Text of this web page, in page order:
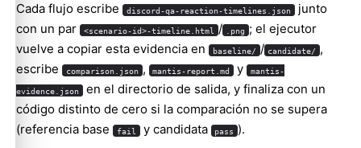
Cada flujo escribe
discord-qa-reaction-timelines.json junto
con un par
<scenario-id>-timeline.html / .png ; el ejecutor
vuelve a copiar esta evidencia en
baseline/ / candidate/ ,
escribe
comparison.json , mantis-report.md y mantis-
evidence.json en el directorio de salida, y finaliza con un
código distinto de cero si la comparación no se supera
(referencia base
fail y candidata pass ).